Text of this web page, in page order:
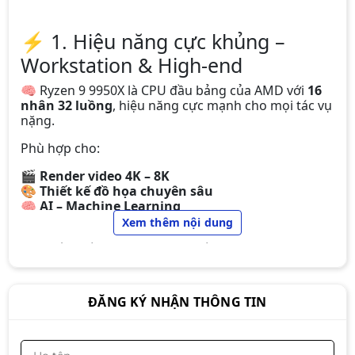
⚡ 1. Hiệu năng cực khủng –
Workstation & High-end
🧠 Ryzen 9 9950X là CPU đầu bảng của AMD với 16
nhân 32 luồng, hiệu năng cực mạnh cho mọi tác vụ
nặng.
Phù hợp cho:
🎬 Render video 4K – 8K
🎨 Thiết kế đồ họa chuyên sâu
🧠 AI – Machine Learning
Workstation đa nhiệm nặng
Các phần mềm tận dụng cực tốt:
AutoCAD | DaVinci Resolve
Xem thêm nội dung
ĐĂNG KÝ NHẬN THÔNG TIN
CPU AMD RYZEN 5 4600G (3.7 Ghz
Turbo Upto 4.2Ghz / 11Mb / 6
Cores, 12 Threads / 65W / Socket
CPU AMD RYZEN 3 3200G (3.6Ghz
Turbo Up To 4.0Ghz, 4 Nhân 4
Luồng, 4Mb Cache, 65W)
2.190.000đ
-14%
CPU AMD RYZEN 5 5600G (3.9Ghz